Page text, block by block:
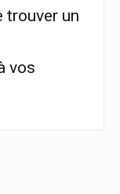
trouver un
vos